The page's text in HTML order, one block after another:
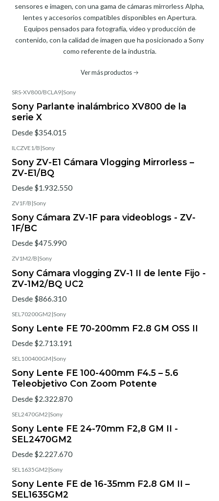
sensores e imagen, con una gama de cámaras mirrorless Alpha,
lentes y accesorios compatibles disponibles en Apertura.
Equipos pensados para fotografía, video y producción de
contenido, con la calidad de imagen que ha posicionado a Sony
como referente de la industria.
Ver más productos
SRS-XV800/BCLA9|Sony
Sony Parlante inalámbrico XV800 de la
serie X
Desde $354.015
ILCZVE1/B |Sony
Sony ZV-E1 Cámara Vlogging Mirrorless –
ZV-E1/BQ
Desde $1.932.550
ZV1F/B |Sony
Sony Cámara ZV-1F para videoblogs - ZV-
1F/BC
Desde $475.990
ZV1M2/B |Sony
Sony Cámara vlogging ZV-1 II de lente Fijo -
ZV-1M2/BQ UC2
Desde $866.310
SEL70200GM2 |Sony
Sony Lente FE 70-200mm F2.8 GM OSS II
Desde $2.713.191
SEL100400GM |Sony
Sony Lente FE 100-400mm F4.5 – 5.6
Teleobjetivo Con Zoom Potente
Desde $2.322.870
SEL2470GM2 |Sony
Sony Lente FE 24-70mm F2,8 GM II -
SEL2470GM2
Desde $2.227.670
SEL1635GM2 |Sony
Sony Lente FE de 16-35mm F2.8 GM II –
SEL1635GM2